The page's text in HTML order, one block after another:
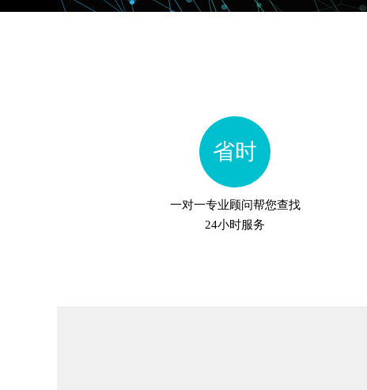
省时
一对一专业顾问帮您查找
24小时服务